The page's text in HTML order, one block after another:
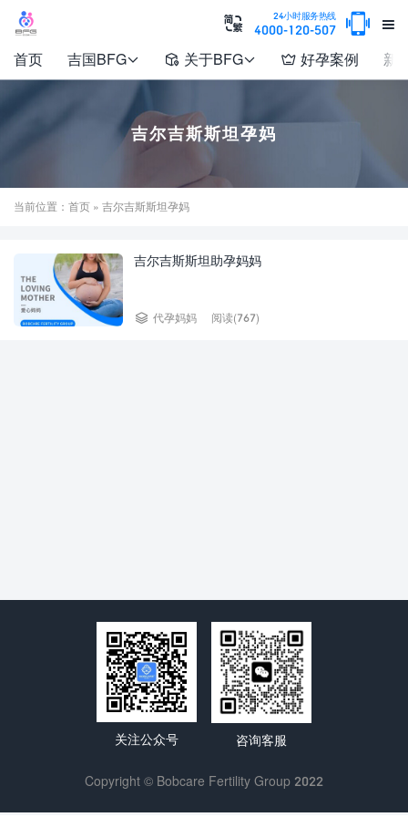

24小时服务热线
4000-120-507 

首页 吉国BFG  关于BFG  好孕案例 新
吉尔吉斯斯坦孕妈
当前位置： 首页 » 吉尔吉斯斯坦孕妈
吉尔吉斯斯坦助孕妈妈
 代孕妈妈 阅读(767)
关注公众号 咨询客服
Copyright © Bobcare Fertility Group 2022